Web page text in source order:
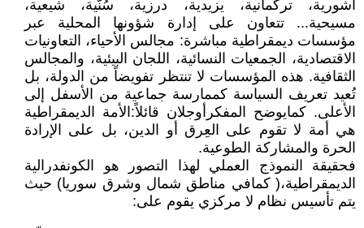
آشورية، تركمانية، يزيدية، درزية، سُنّية، شيعية،
مسيحية... تتعاون على إدارة شؤونها المحلية عبر
مؤسسات ديمقراطية مباشرة: مجالس الأحياء، التعاونيات
الاقتصادية، الجمعيات النسائية، اللجان البيئية، والمجالس
الثقافية. هذه المؤسسات لا تنتظر تفويضاً من الدولة، بل
تُعيد تعريف السياسة كممارسة جماعية من الأسفل إلى
الأعلى. كمايوضح المفكرأوجلان قائلاً:الأمة الديمقراطية
هي أمة لا تقوم على العِرق أو الدين، بل على الإرادة
الحرة والمشاركة الطوعية.
فحقيقة النموذج العملي لهذا التصور هو الكونفدرالية
الديمقراطية،( كمافي مناطق شمال وشرق سوريا) حيث
يتم تأسيس نظام لا مركزي يقوم على: